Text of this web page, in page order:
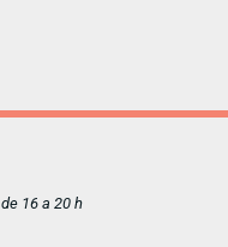
16 a 20 h